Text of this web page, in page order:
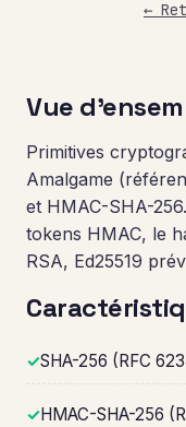
←
Vue
Primitives
Amalgame
et HMAC-SHA-
tokens HMAC, le
RSA, Ed25519
✓SHA-256 (RFC
✓HMAC-SHA-256